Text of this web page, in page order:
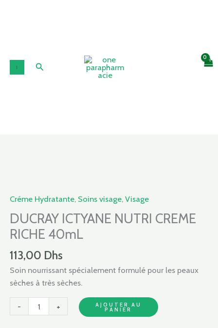
Rechercher
Créme Hydratante, Soins visage, Visage
DUCRAY ICTYANE NUTRI CREME
RICHE 40mL
113,00 Dhs
Soin nourrissant spécialement formulé pour les peaux
sèches à très sèches.
-
DUCRAY
NUTRI
CREME
40mL
+ AJOUTER AU
PANIER